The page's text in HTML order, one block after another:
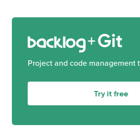
Git
Project and code management
Try it free